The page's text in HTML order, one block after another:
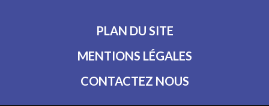
PLAN DU SITE
MENTIONS LÉGALES
CONTACTEZ NOUS